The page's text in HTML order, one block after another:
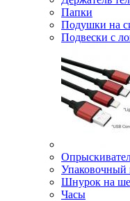
Папки
Подушки на
Подвески с
Упаковочный
Шнурок на
Часы